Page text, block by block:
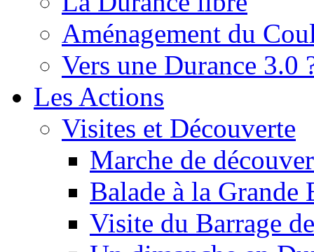
Aménagement du
Vers une Durance 3.0
Les Actions
Visites et Découverte
Marche de
Balade à la Grande
Visite du Barrage